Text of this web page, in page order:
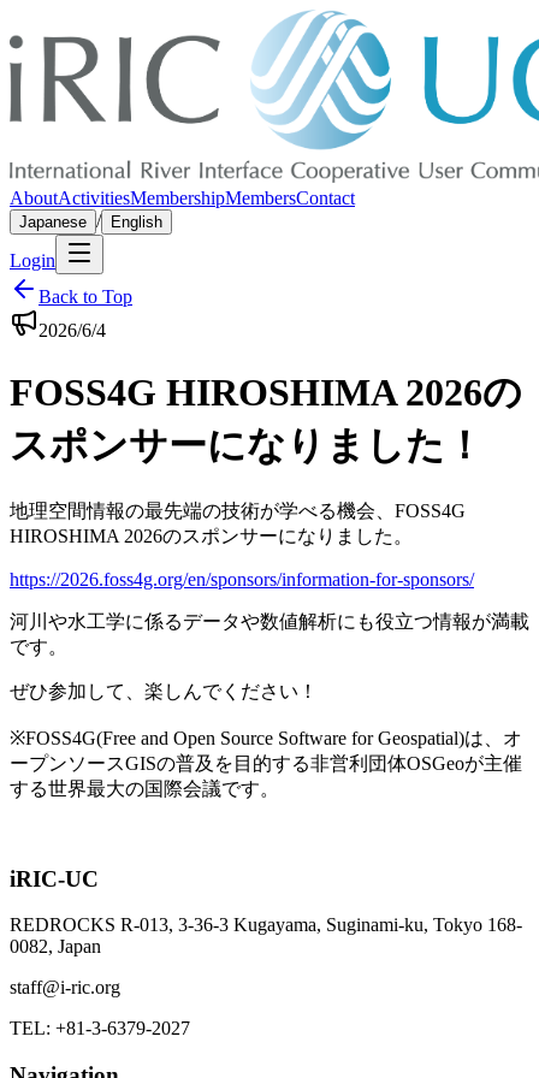
AboutActivitiesMembershipMembersContact
Japanese / English
Login
Back to Top
2026/6/4
FOSS4G HIROSHIMA 2026の
スポンサーになりました！
地理空間情報の最先端の技術が学べる機会、FOSS4G
HIROSHIMA 2026のスポンサーになりました。
https://2026.foss4g.org/en/sponsors/information-for-sponsors/
河川や水工学に係るデータや数値解析にも役立つ情報が満載
です。
ぜひ参加して、楽しんでください！
※FOSS4G(Free and Open Source Software for Geospatial)は、オ
ープンソースGISの普及を目的する非営利団体OSGeoが主催
する世界最大の国際会議です。
iRIC-UC
REDROCKS R-013, 3-36-3 Kugayama, Suginami-ku, Tokyo 168-
0082, Japan
staff@i-ric.org
TEL: +81-3-6379-2027